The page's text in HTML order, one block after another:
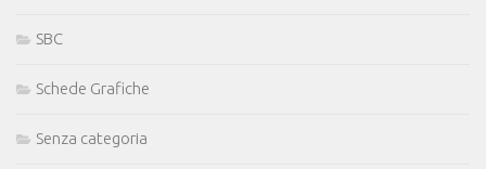
SBC
Schede Grafiche
Senza categoria